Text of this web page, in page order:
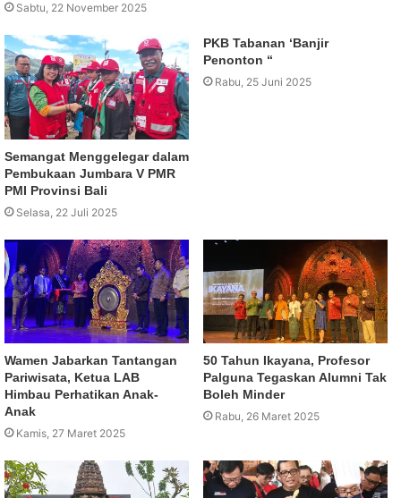
Sabtu, 22 November 2025
Semangat Menggelegar dalam
Pembukaan Jumbara V PMR
PMI Provinsi Bali
Selasa, 22 Juli 2025
PKB Tabanan ‘Banjir
Penonton “
Rabu, 25 Juni 2025
Wamen Jabarkan Tantangan
Pariwisata, Ketua LAB
Himbau Perhatikan Anak-
Anak
Kamis, 27 Maret 2025
50 Tahun Ikayana, Profesor
Palguna Tegaskan Alumni Tak
Boleh Minder
Rabu, 26 Maret 2025